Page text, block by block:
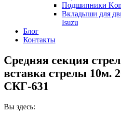
Подшипники
Вкладыши для
Isuzu
Блог
Контакты
Средняя секция
вставка стрелы 10м.
СКГ-631
Вы здесь: